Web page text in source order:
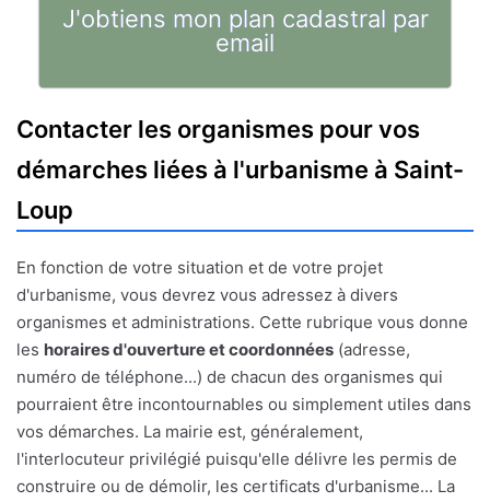
J'obtiens mon plan cadastral par
email
Contacter les organismes pour vos
démarches liées à l'urbanisme à Saint-
Loup
En fonction de votre situation et de votre projet
d'urbanisme, vous devrez vous adressez à divers
organismes et administrations. Cette rubrique vous donne
les horaires d'ouverture et coordonnées (adresse,
numéro de téléphone...) de chacun des organismes qui
pourraient être incontournables ou simplement utiles dans
vos démarches. La mairie est, généralement,
l'interlocuteur privilégié puisqu'elle délivre les permis de
construire ou de démolir, les certificats d'urbanisme... La